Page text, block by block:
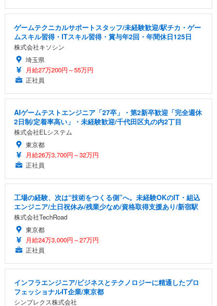
ゲームテクニカルサポートスタッフ/未経験歓迎/駅チカ・ゲー
ムスキル習得・ITスキル習得・賞与年2回・年間休日125日
株式会社キソシン
埼玉県
月給27万200円～55万円
正社員
AIゲームテストエンジニア「27卒」・第2新卒歓迎「完全週休
2日制/定着率高い」・未経験歓迎/千代田区丸の内2丁目
株式会社ELシステム
東京都
月給26万3,700円～32万円
正社員
工場の経験、次は“技術をつくる側”へ。未経験OKのIT・組込
エンジニア/土日祝休み/残業少なめ/資格取得支援あり/新宿駅
株式会社TechRoad
東京都
月給24万3,000円～27万円
正社員
インフラエンジニア/ビジネスとテクノロジーに精通したプロ
フェッショナルIT企業/東京都
シンプレクス株式会社